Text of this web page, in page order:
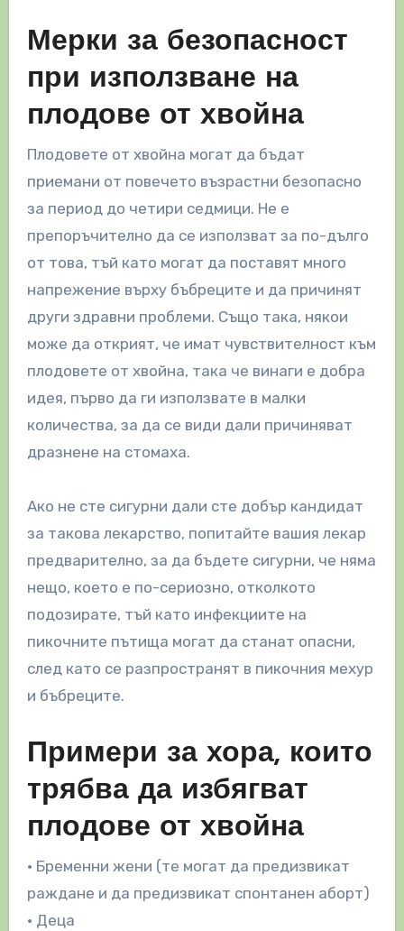
Мерки за безопасност
при използване на
плодове от хвойна
Плодовете от хвойна могат да бъдат
приемани от повечето възрастни безопасно
за период до четири седмици. Не е
препоръчително да се използват за по-дълго
от това, тъй като могат да поставят много
напрежение върху бъбреците и да причинят
други здравни проблеми. Също така, някои
може да открият, че имат чувствителност към
плодовете от хвойна, така че винаги е добра
идея, първо да ги използвате в малки
количества, за да се види дали причиняват
дразнене на стомаха.
Ако не сте сигурни дали сте добър кандидат
за такова лекарство, попитайте вашия лекар
предварително, за да бъдете сигурни, че няма
нещо, което е по-сериозно, отколкото
подозирате, тъй като инфекциите на
пикочните пътища могат да станат опасни,
след като се разпространят в пикочния мехур
и бъбреците.
Примери за хора, които
трябва да избягват
плодове от хвойна
• Бременни жени (те могат да предизвикат
раждане и да предизвикат спонтанен аборт)
• Деца